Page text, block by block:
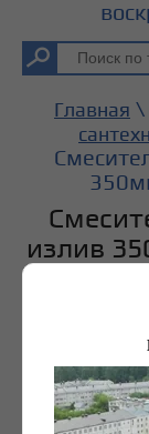
Главная \
излив